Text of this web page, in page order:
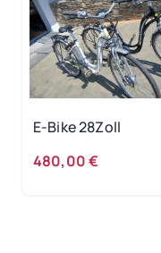
E-Bike 28Zoll
480,00 €